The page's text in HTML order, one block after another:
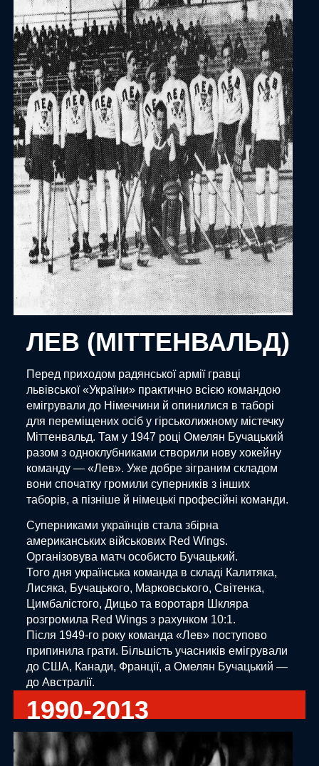
ЛЕВ (МІТТЕНВАЛЬД)
Перед приходом радянської армії гравці
львівської «України» практично всією командою
емігрували до Німеччини й опинилися в таборі
для переміщених осіб у гірськолижному містечку
Міттенвальд. Там у 1947 році Омелян Бучацький
разом з одноклубниками створили нову хокейну
команду — «Лев». Уже добре зіграним складом
вони спочатку громили суперників з інших
таборів, а пізніше й німецькі професійні команди.
Суперниками українців стала збірна
американських військових Red Wings.
Організовува матч особисто Бучацький.
Того дня українська команда в складі Калитяка,
Лисяка, Бучацького, Марковського, Світенка,
Цимбалістого, Дицьо та воротаря Шкляра
розгромила Red Wings з рахунком 10:1.
Після 1949-го року команда «Лев» поступово
припинила грати. Більшість учасників емігрували
до США, Канади, Франції, а Омелян Бучацький —
до Австралії.
1990-2013